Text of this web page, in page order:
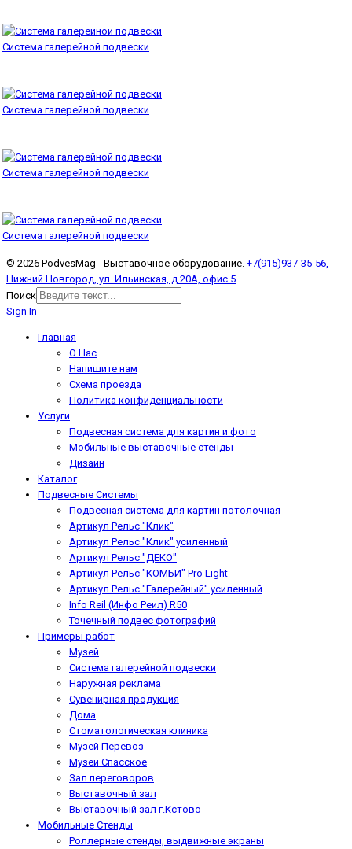
Система галерейной подвески
Система галерейной подвески
Система галерейной подвески
Система галерейной подвески
© 2026 PodvesMag - Выставочное оборудование. +7(915)937-35-56,
Нижний Новгород, ул. Ильинская, д 20А, офис 5
Поиск
Sign In
Главная
О Нас
Напишите нам
Схема проезда
Политика конфиденциальности
Услуги
Подвесная система для картин и фото
Мобильные выставочные стенды
Дизайн
Каталог
Подвесные Системы
Подвесная система для картин потолочная
Артикул Рельс "Клик"
Артикул Рельс "Клик" усиленный
Артикул Рельс "ДЕКО"
Артикул Рельс "КОМБИ" Pro Light
Артикул Рельс "Галерейный" усиленный
Info Reil (Инфо Реил) R50
Точечный подвес фотографий
Примеры работ
Музей
Система галерейной подвески
Наружная реклама
Сувенирная продукция
Дома
Стоматологическая клиника
Музей Перевоз
Музей Спасское
Зал переговоров
Выставочный зал
Выставочный зал г.Кстово
Мобильные Стенды
Роллерные стенды, выдвижные экраны